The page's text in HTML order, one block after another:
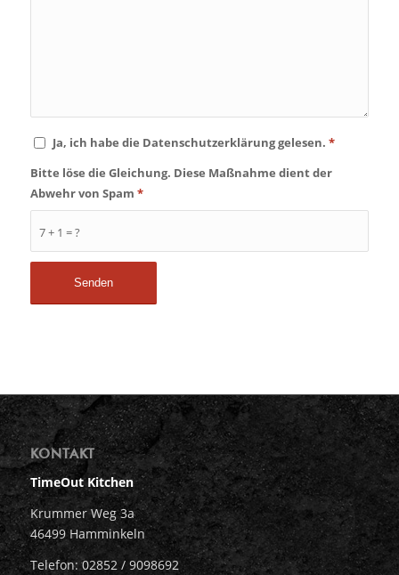
Ja, ich habe die Datenschutzerklärung gelesen. *
7 + 1 = ?
Bitte löse die Gleichung. Diese Maßnahme dient der
Abwehr von Spam *
KONTAKT
TimeOut Kitchen
Krummer Weg 3a
46499 Hamminkeln
Telefon: 02852 / 9098692